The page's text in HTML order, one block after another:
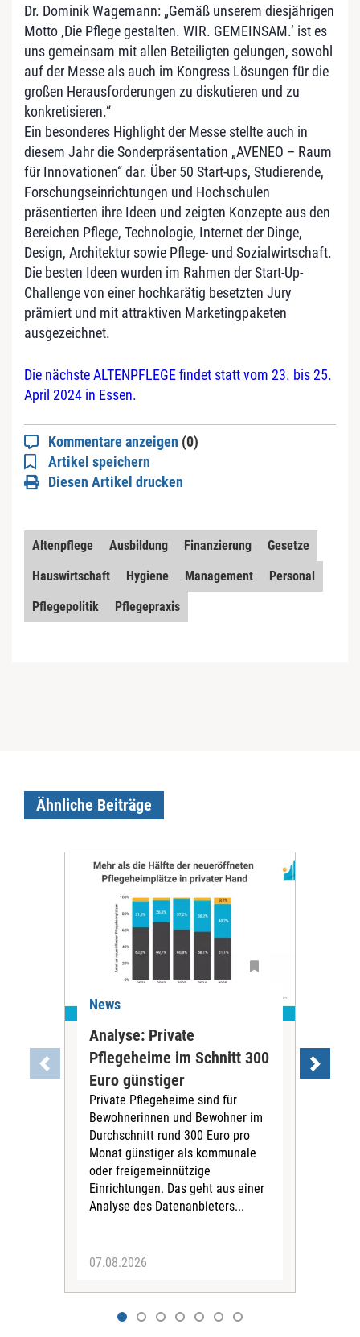
Dr. Dominik Wagemann: „Gemäß unserem diesjährigen
Motto ‚Die Pflege gestalten. WIR. GEMEINSAM.‘ ist es
uns gemeinsam mit allen Beteiligten gelungen, sowohl
auf der Messe als auch im Kongress Lösungen für die
großen Herausforderungen zu diskutieren und zu
konkretisieren.“
Ein besonderes Highlight der Messe stellte auch in
diesem Jahr die Sonderpräsentation „AVENEO – Raum
für Innovationen“ dar. Über 50 Start-ups, Studierende,
Forschungseinrichtungen und Hochschulen
präsentierten ihre Ideen und zeigten Konzepte aus den
Bereichen Pflege, Technologie, Internet der Dinge,
Design, Architektur sowie Pflege- und Sozialwirtschaft.
Die besten Ideen wurden im Rahmen der Start-Up-
Challenge von einer hochkarätig besetzten Jury
prämiert und mit attraktiven Marketingpaketen
ausgezeichnet.
Die nächste ALTENPFLEGE findet statt vom 23. bis 25.
April 2024 in Essen.
Kommentare anzeigen (0)
Artikel speichern
Diesen Artikel drucken
Altenpflege Ausbildung Finanzierung
Gesetze
Hauswirtschaft
Hygiene Management
Personal
Pflegepolitik
Pflegepraxis
Ähnliche Beiträge
News
Analyse: Private
Pflegeheime im Schnitt 300
Euro günstiger
Private Pflegeheime sind für
Bewohnerinnen und Bewohner im
Durchschnitt rund 300 Euro pro
Monat günstiger als kommunale
oder freigemeinnützige
Einrichtungen. Das geht aus einer
Analyse des Datenanbieters...
07.08.2026